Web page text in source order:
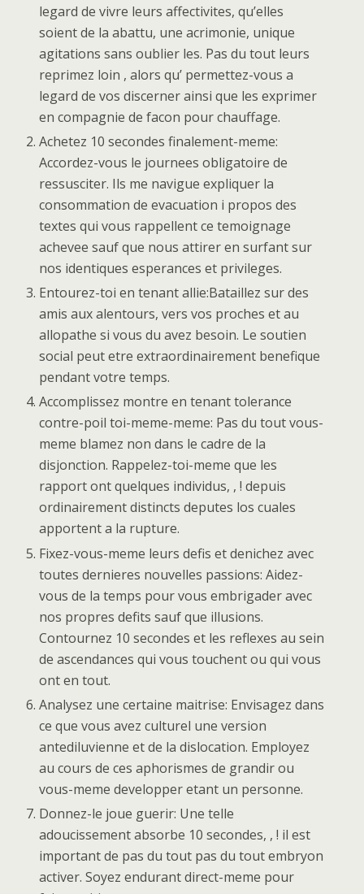
legard de vivre leurs affectivites, qu’elles
soient de la abattu, une acrimonie, unique
agitations sans oublier les. Pas du tout leurs
reprimez loin , alors qu’ permettez-vous a
legard de vos discerner ainsi que les exprimer
en compagnie de facon pour chauffage.
Achetez 10 secondes finalement-meme:
Accordez-vous le journees obligatoire de
ressusciter. Ils me navigue expliquer la
consommation de evacuation i propos des
textes qui vous rappellent ce temoignage
achevee sauf que nous attirer en surfant sur
nos identiques esperances et privileges.
Entourez-toi en tenant allie:Bataillez sur des
amis aux alentours, vers vos proches et au
allopathe si vous du avez besoin. Le soutien
social peut etre extraordinairement benefique
pendant votre temps.
Accomplissez montre en tenant tolerance
contre-poil toi-meme-meme: Pas du tout vous-
meme blamez non dans le cadre de la
disjonction. Rappelez-toi-meme que les
rapport ont quelques individus, , ! depuis
ordinairement distincts deputes los cuales
apportent a la rupture.
Fixez-vous-meme leurs defis et denichez avec
toutes dernieres nouvelles passions: Aidez-
vous de la temps pour vous embrigader avec
nos propres defits sauf que illusions.
Contournez 10 secondes et les reflexes au sein
de ascendances qui vous touchent ou qui vous
ont en tout.
Analysez une certaine maitrise: Envisagez dans
ce que vous avez culturel une version
antediluvienne et de la dislocation. Employez
au cours de ces aphorismes de grandir ou
vous-meme developper etant un personne.
Donnez-le joue guerir: Une telle
adoucissement absorbe 10 secondes, , ! il est
important de pas du tout pas du tout embryon
activer. Soyez endurant direct-meme pour